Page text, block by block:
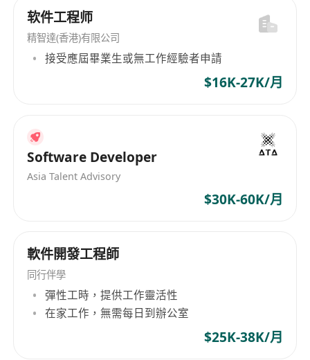
软件工程师
精智達(香港)有限公司
接受應屆畢業生或無工作經驗者申請
$16K-27K/月
Software Developer
Asia Talent Advisory
$30K-60K/月
軟件開發工程師
同行伴學
彈性工時，提供工作靈活性
在家工作，無需每日到辦公室
$25K-38K/月